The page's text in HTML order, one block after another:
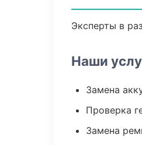
Эксперты в
Наши
Замена
Проверка
Замена